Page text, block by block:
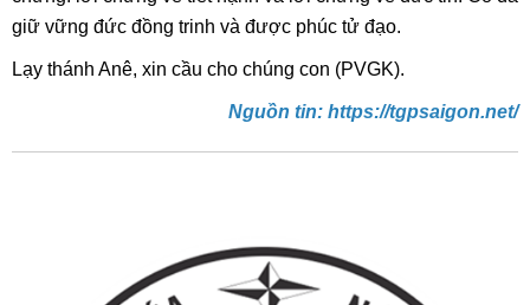
giữ vững đức đồng trinh và được phúc tử đạo.
Lạy thánh Anê, xin cầu cho chúng con (PVGK).
Nguồn tin: https://tgpsaigon.net/